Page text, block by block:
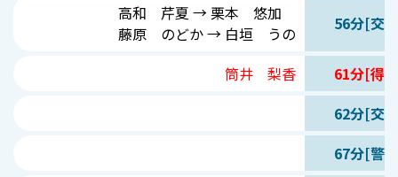
高和 芹夏 → 栗本 悠加
藤原 のどか → 白垣 うの
56分[交
筒井 梨香
61分[得
62分[交
67分[警